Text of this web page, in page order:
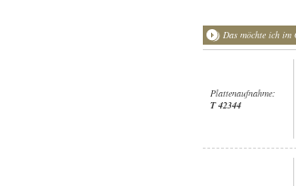
Das möchte ich im
Plattenaufnahme:
T 42344